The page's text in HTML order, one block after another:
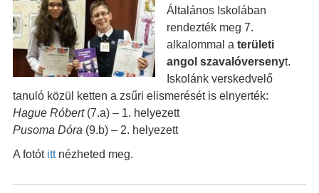
Általános Iskolában
rendezték meg 7.
alkalommal a területi
angol szavalóversenyt.
Iskolánk verskedvelő
tanuló közül ketten a zsűri elismerését is elnyerték:
Hague Róbert(7.a) – 1. helyezett
Pusoma Dóra (9.b) – 2. helyezett
A fotót ittnézheted meg.